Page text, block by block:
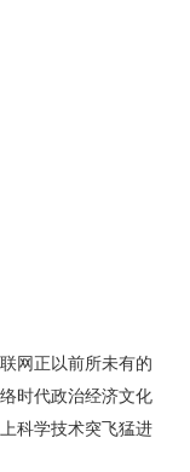
网正以前所未有的
时代政治经济文化
科学技术突飞猛进